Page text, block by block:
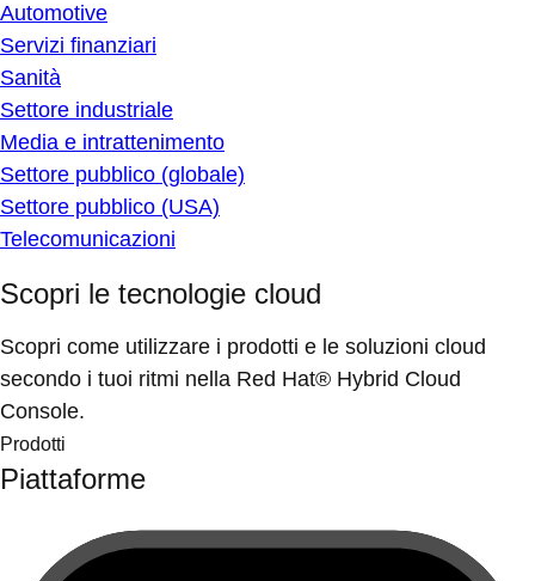
Automotive
Servizi finanziari
Sanità
Settore industriale
Media e intrattenimento
Settore pubblico (globale)
Settore pubblico (USA)
Telecomunicazioni
Scopri le tecnologie cloud
Scopri come utilizzare i prodotti e le soluzioni cloud
secondo i tuoi ritmi nella Red Hat® Hybrid Cloud
Console.
Prodotti
Piattaforme